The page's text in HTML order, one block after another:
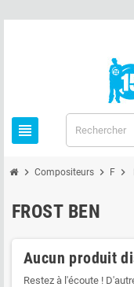
view_headline
chevron_right Compositeurs chevron_right F chevron_right
FROST BEN
Aucun produit
Restez à l'écoute !